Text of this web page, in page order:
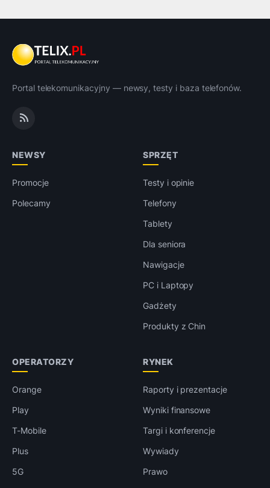
Portal telekomunikacyjny — newsy, testy i baza telefonów.
NEWSY
Promocje
Polecamy
SPRZĘT
Testy i opinie
Telefony
Tablety
Dla seniora
Nawigacje
PC i Laptopy
Gadżety
Produkty z Chin
OPERATORZY
Orange
Play
T-Mobile
Plus
5G
RYNEK
Raporty i prezentacje
Wyniki finansowe
Targi i konferencje
Wywiady
Prawo